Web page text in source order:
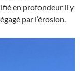
en profondeur il y
par l’érosion.